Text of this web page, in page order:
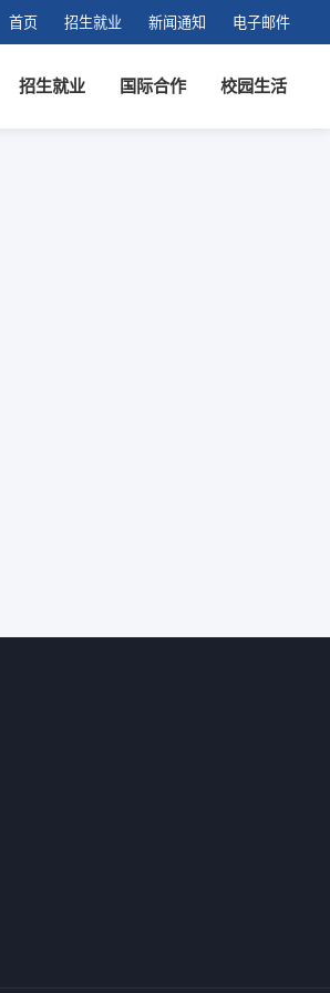
首页 招生就业 新闻通知 电子邮件
招生就业 国际合作 校园生活